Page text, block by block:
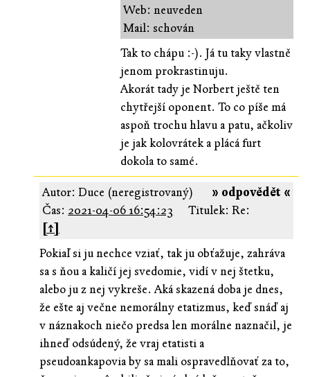
Web: neuveden
Mail: schován
Tak to chápu :-). Já tu taky vlastně
jenom prokrastinuju.
Akorát tady je Norbert ještě ten
chytřejší oponent. To co píše má
aspoň trochu hlavu a patu, ačkoliv
je jak kolovrátek a plácá furt
dokola to samé.
» odpovědět «
Autor: Duce (neregistrovaný)
Čas: 2021-04-06 16:54:23
Titulek: Re:
[↑]
Pokiaľ si ju nechce vziať, tak ju obťažuje, zahráva
sa s ňou a kaličí jej svedomie, vidí v nej štetku,
alebo ju z nej vykreše. Aká skazená doba je dnes,
že ešte aj večne nemorálny etatizmus, keď snáď aj
v náznakoch niečo predsa len morálne naznačil, je
ihneď odsúdený, že vraj etatisti a
pseudoankapovia by sa mali ospravedlňovať za to,